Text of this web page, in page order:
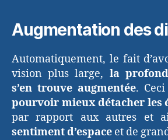
Augmentation des
Automatiquement, le fait
vision plus large, la
s’en trouve augmentée. Ceci
pourvoir mieux détacher les
par rapport aux autres et
sentiment d’espace et de